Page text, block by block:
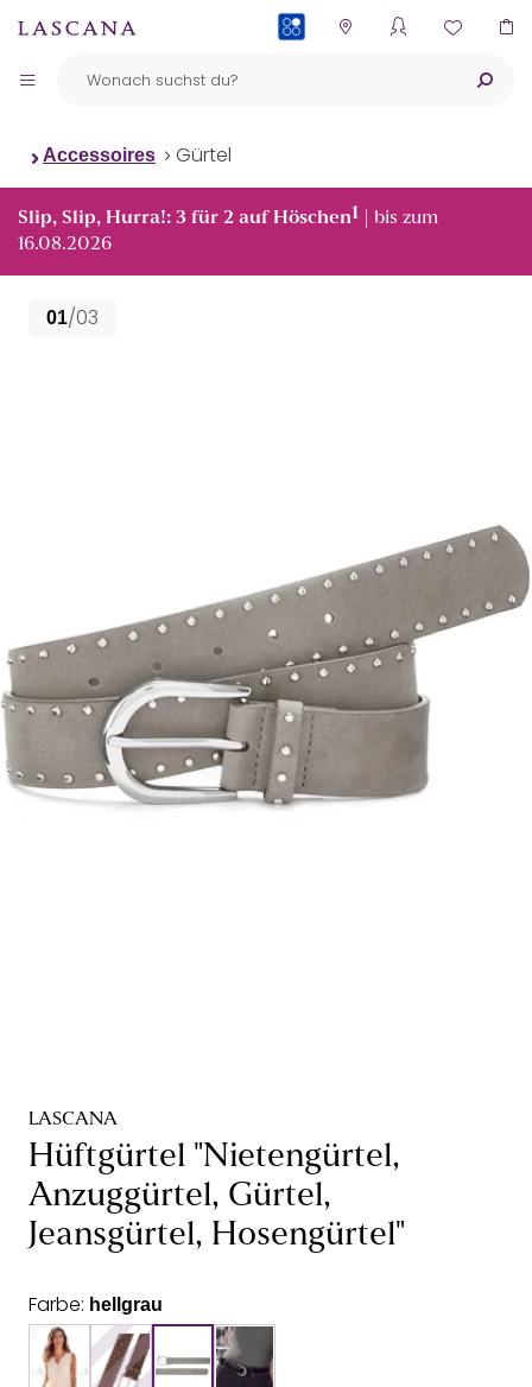
Accessoires Gürtel
Slip, Slip, Hurra!: 3 für 2 auf Höschen1 | bis zum
16.08.2026
01/03
LASCANA
Hüftgürtel "Nietengürtel,
Anzuggürtel, Gürtel,
Jeansgürtel, Hosengürtel"
Farbe: hellgrau